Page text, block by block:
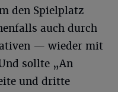
den Spielplatz
auch durch
— wieder mit
sollte „An
und dritte